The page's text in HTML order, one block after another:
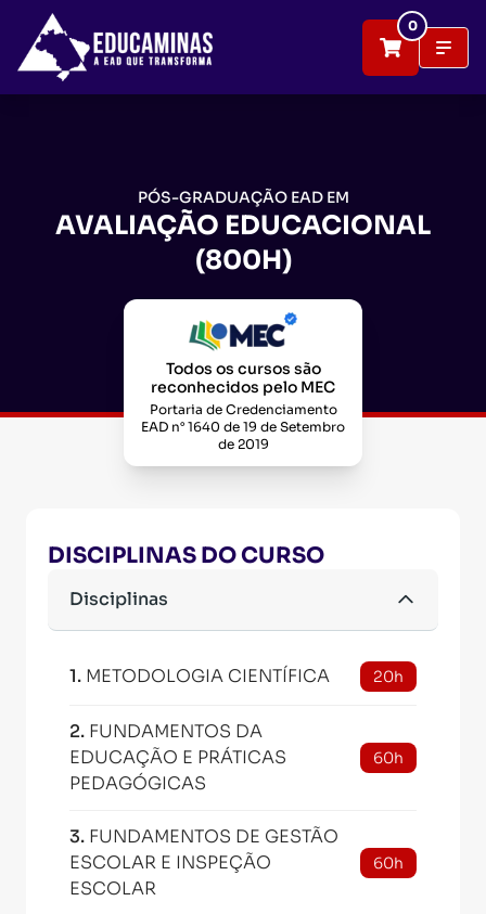
0
PÓS-GRADUAÇÃO EAD EM
AVALIAÇÃO EDUCACIONAL
(800H)
Todos os cursos são
reconhecidos pelo MEC
Portaria de Credenciamento
EAD n° 1640 de 19 de Setembro
de 2019
DISCIPLINAS DO CURSO
Disciplinas
1. METODOLOGIA CIENTÍFICA 20h
2. FUNDAMENTOS DA
EDUCAÇÃO E PRÁTICAS
PEDAGÓGICAS
60h
3. FUNDAMENTOS DE GESTÃO
ESCOLAR E INSPEÇÃO
ESCOLAR
60h